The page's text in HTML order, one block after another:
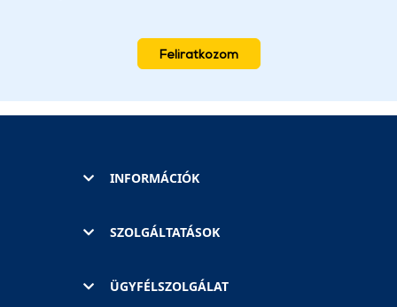
Feliratkozom
INFORMÁCIÓK
SZOLGÁLTATÁSOK
ÜGYFÉLSZOLGÁLAT